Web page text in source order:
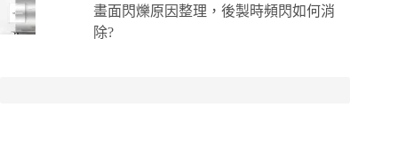
畫面閃爍原因整理，後製時頻閃如何消
除?